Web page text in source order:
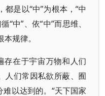
是以“中”为根本，“中
“中”、依“中”而思维、
规律。
存在于宇宙万物和人们
人们常因私欲所蔽、囿
难以达到的。“天下国家